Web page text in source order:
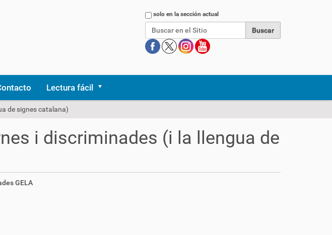
Buscarsolo en la sección actual
Lectura fácil
de signes catalana)
i discriminades (i la llengua de
GELA